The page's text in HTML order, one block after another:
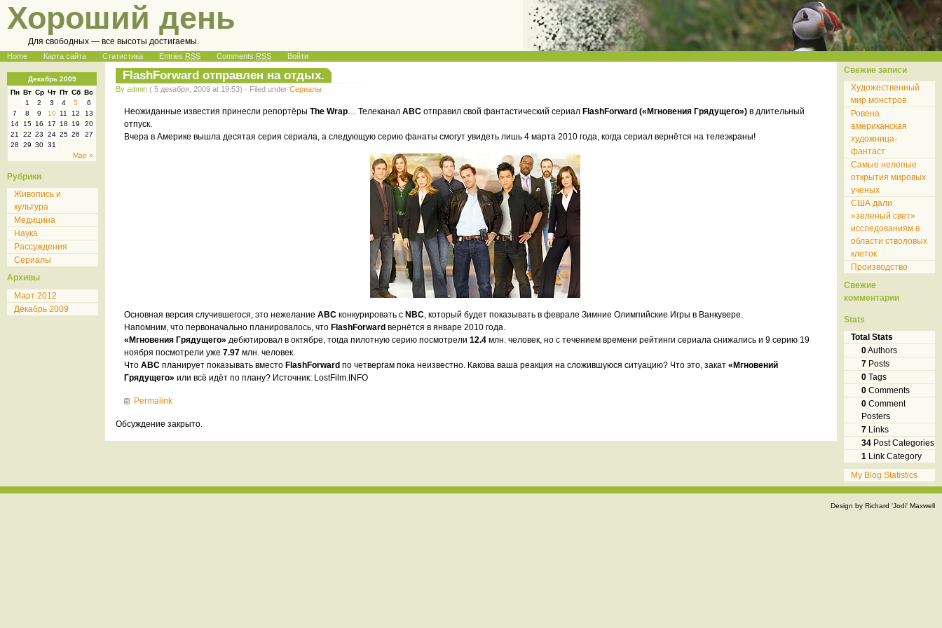
Хороший день
Для свободных — все высоты достигаемы.
Home Карта сайта Статистика Entries RSS Comments RSS Войти
FlashForward отправлен на отдых.
By admin ( 5 декабря, 2009 at 19:53) · Filed under Сериалы
Неожиданные известия принесли репортёрыThe Wrap … Телеканал ABC отправил свой фантастический сериалFlashForward («Мгновения Грядущего») в длительный
отпуск.
Вчера в Америке вышла десятая серия сериала, а следующую серию фанаты смогут увидеть лишь 4 марта 2010 года, когда сериал вернётся на телеэкраны!
Основная версия случившегося, это нежеланиеABC конкурировать сNBC , который будет показывать в феврале Зимние Олимпийские Игры в Ванкувере.
Напомним, что первоначально планировалось, чтоFlashForward вернётся в январе 2010 года.
«Мгновения Грядущего» дебютировал в октябре, тогда пилотную серию посмотрели12.4 млн. человек, но с течением времени рейтинги сериала снижались и 9 серию 19
ноября посмотрели уже7.97 млн. человек.
ЧтоABC планирует показывать вместоFlashForward по четвергам пока неизвестно. Какова ваша реакция на сложившуюся ситуацию? Что это, закат«Мгновений
Грядущего» или всё идёт по плану? Источник: LostFilm.INFO
Permalink
Обсуждение закрыто.
Декабрь 2009
Пн Вт Ср Чт Пт Сб Вс
Мар »
1 2 3 4 5
6
7
8 9 10 11 12
13
14
15 16 17 18 19
20
21
22 23 24 25 26
27
28
29 30 31
Рубрики
Живопись и
культура
Медицина
Наука
Рассуждения
Сериалы
Архивы
Март 2012
Декабрь 2009
Свежие записи
Художественный
мир монстров
Ровена
американская
художница-
фантаст
Самые нелепые
открытия мировых
ученых
США дали
»зеленый свет»
исследованиям в
области стволовых
клеток
Производство
Свежие
комментарии
Stats
Total Stats
0Authors
7 Posts
0 Tags
0 Comments
0 Comment
Posters
7 Links
34 Post Categories
1 Link Category
My Blog Statistics
Design by Richard 'Jodi' Maxwell